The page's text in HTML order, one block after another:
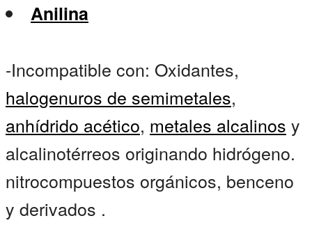
Anilina
-Incompatible con: Oxidantes,
halogenuros de semimetales,
anhídrido acético, metales alcalinos y
alcalinotérreos originando hidrógeno.
nitrocompuestos orgánicos, benceno
y derivados .